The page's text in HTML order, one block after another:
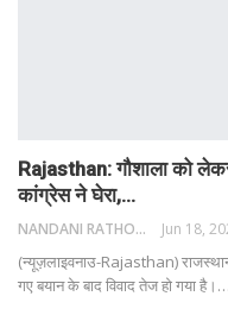
Rajasthan: गौशाला को
कांग्रेस ने घेरा,…
NANDANI RATHORE Jun 18,
(न्यूज़लाइवनाउ-Rajasthan)
गए बयान के बाद विवाद तेज हो गया है। …